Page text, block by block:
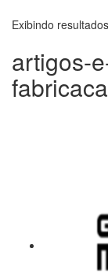
Exibindo
artigos-